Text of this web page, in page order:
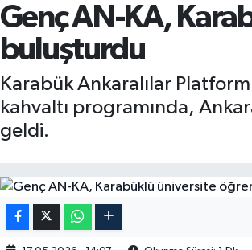
Genç AN-KA,
buluşturdu
Karabük Ankaralılar
kahvaltı programında,
geldi.